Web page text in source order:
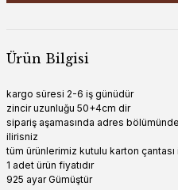
Ürün Bilgisi
kargo süresi 2-6 iş günüdür
zincir uzunluğu 50+4cm dir
sipariş aşamasında adres
ilirisniz
tüm ürünlerimiz kutulu karton
1 adet ürün fiyatıdır
925 ayar Gümüştür